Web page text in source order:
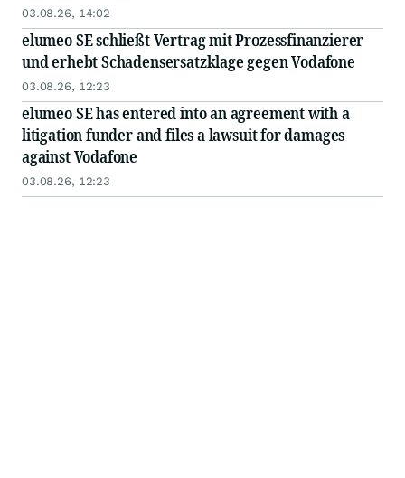
03.08.26, 14:02
elumeo SE schließt Vertrag mit Prozessfinanzierer
und erhebt Schadensersatzklage gegen Vodafone
03.08.26, 12:23
elumeo SE has entered into an agreement with a
litigation funder and files a lawsuit for damages
against Vodafone
03.08.26, 12:23